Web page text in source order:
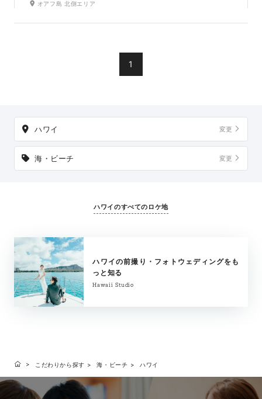
ろもたくさん。自然豊かなビーチの先には、深い青色の海が
オアフ島 北側エリア
1
ハワイ 変更
海・ビーチ 変更
ハワイのすべてのロケ地
ハワイの前撮り・フォトウェディングをも
っと知る
Hawaii Studio
こだわりから探す 海・ビーチ ハワイ